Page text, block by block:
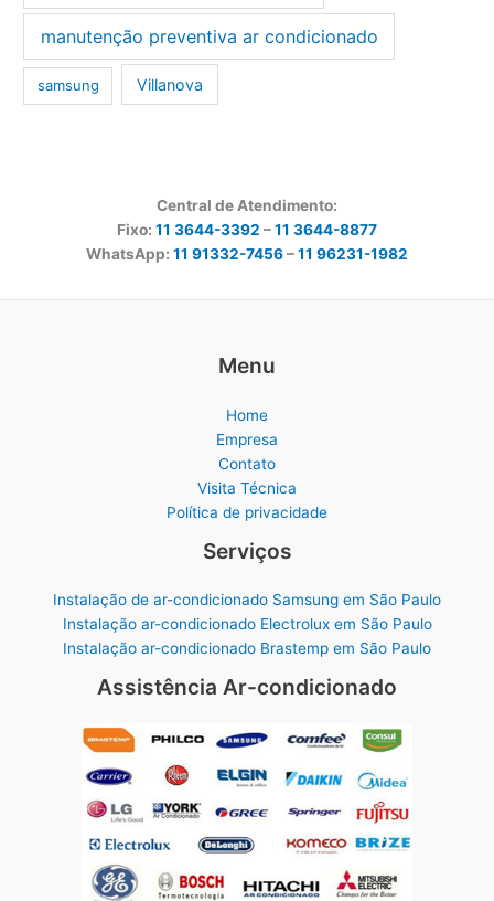
manutenção preventiva ar condicionado
samsung Villanova
Central de Atendimento:
Fixo: 11 3644-3392 –11 3644-8877
WhatsApp: 11 91332-7456–11 96231-1982
Menu
Home
Empresa
Contato
Visita Técnica
Política de privacidade
Serviços
Instalação de ar-condicionado Samsung em São Paulo
Instalação ar-condicionado Electrolux em São Paulo
Instalação ar-condicionado Brastemp em São Paulo
Assistência Ar-condicionado